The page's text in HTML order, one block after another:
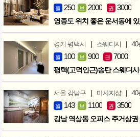
월 250 보 2000 권 3000
영종도 위치 좋은 운서동에
경기 평택시 | 스웨디시 | 40
월 100 보 900 권 7000
평택(고덕인근)송탄 스웨디
서울 강남구 | 마사지샵 | 40
월 143 보 1100 권 3500
강남 역삼동 오피스 주거상